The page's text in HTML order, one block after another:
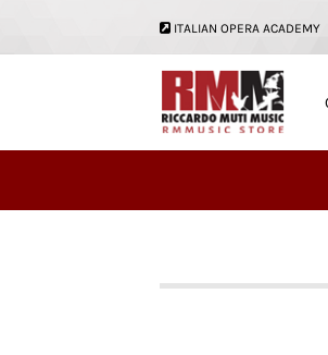
ITALIAN OPERA ACADEMY